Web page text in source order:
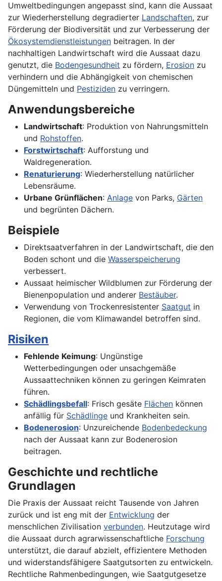
Umweltbedingungen angepasst sind, kann die Aussaat
zur Wiederherstellung degradierter Landschaften, zur
Förderung der Biodiversität und zur Verbesserung der
Ökosystemdienstleistungen beitragen. In der
nachhaltigen Landwirtschaft wird die Aussaat dazu
genutzt, die Bodengesundheit zu fördern, Erosion zu
verhindern und die Abhängigkeit von chemischen
Düngemitteln und Pestiziden zu verringern.
Anwendungsbereiche
Landwirtschaft: Produktion von Nahrungsmitteln
und Rohstoffen.
Forstwirtschaft: Aufforstung und
Waldregeneration.
Renaturierung: Wiederherstellung natürlicher
Lebensräume.
Urbane Grünflächen: Anlage von Parks, Gärten
und begrünten Dächern.
Beispiele
Direktsaatverfahren in der Landwirtschaft, die den
Boden schont und die Wasserspeicherung
verbessert.
Aussaat heimischer Wildblumen zur Förderung der
Bienenpopulation und anderer Bestäuber.
Verwendung von Trockenresistenter Saatgut in
Regionen, die vom Klimawandel betroffen sind.
Risiken
Fehlende Keimung: Ungünstige
Wetterbedingungen oder unsachgemäße
Aussaattechniken können zu geringen Keimraten
führen.
Schädlingsbefall: Frisch gesäte Flächen können
anfällig für Schädlinge und Krankheiten sein.
Bodenerosion: Unzureichende Bodenbedeckung
nach der Aussaat kann zur Bodenerosion
beitragen.
Geschichte und rechtliche
Grundlagen
Die Praxis der Aussaat reicht Tausende von Jahren
zurück und ist eng mit der Entwicklung der
menschlichen Zivilisation verbunden. Heutzutage wird
die Aussaat durch agrarwissenschaftliche Forschung
unterstützt, die darauf abzielt, effizientere Methoden
und widerstandsfähigere Saatgutsorten zu entwickeln.
Rechtliche Rahmenbedingungen, wie Saatgutgesetze